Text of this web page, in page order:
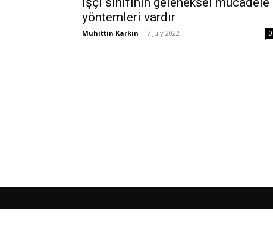
yöntemleri vardır
Muhittin Karkın - 7 July 2022 0